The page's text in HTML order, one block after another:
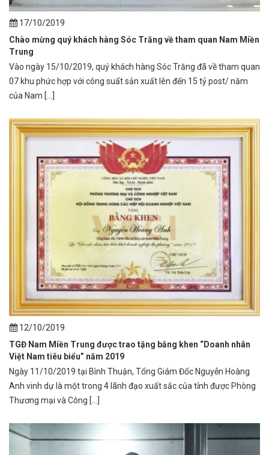
17/10/2019
Chào mừng quý khách hàng Sóc Trăng về tham quan Nam Miền
Trung
Vào ngày 15/10/2019, quý khách hàng Sóc Trăng đã về tham quan
07 khu phức hợp với công suất sản xuất lên đến 15 tỷ post/ năm
của Nam [...]
12/10/2019
TGĐ Nam Miền Trung được trao tặng bằng khen “Doanh nhân
Việt Nam tiêu biểu” năm 2019
Ngày 11/10/2019 tại Bình Thuận, Tổng Giám Đốc Nguyễn Hoàng
Anh vinh dự là một trong 4 lãnh đạo xuất sắc của tỉnh được Phòng
Thương mại và Công [...]